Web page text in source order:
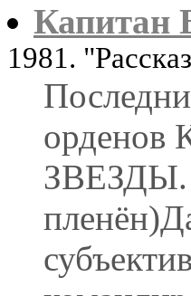
Капитан
1981.
ЗВЕЗДЫ.